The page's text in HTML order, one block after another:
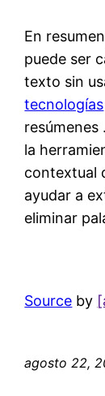
En
puede ser
texto sin
tecnologías
resúmenes
la
contextual
ayudar a
eliminar
Source by
agosto 22,